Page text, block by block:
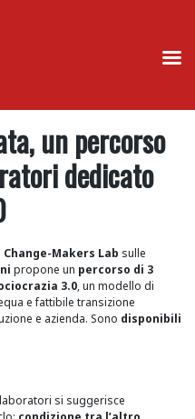
un percorso
dedicato
Change-Makers Lab sulle
propone un percorso di 3
3.0, un modello di
e fattibile transizione
e azienda. Sono disponibili
si suggerisce